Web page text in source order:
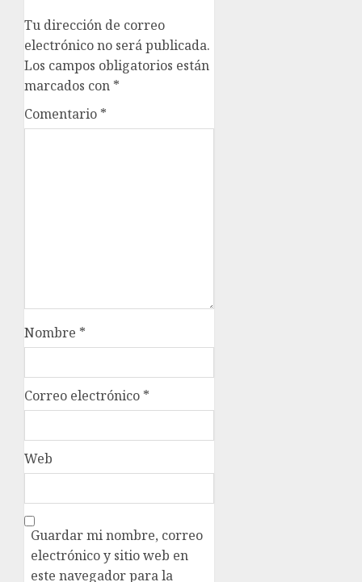
Tu dirección de correo
electrónico no será publicada.
Los campos obligatorios están
marcados con *
Comentario *
Nombre *
Correo electrónico *
Web
Guardar mi nombre, correo
electrónico y sitio web en
este navegador para la